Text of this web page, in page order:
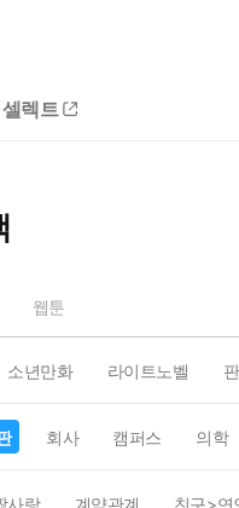
셀렉트
웹툰
소년만화 라이트노벨
회사 캠퍼스 의학
사랑 계약관계 친구>연